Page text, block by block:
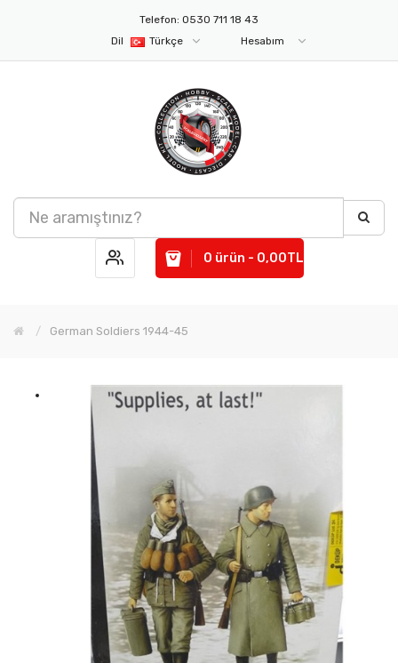
Telefon: 0530 711 18 43
Dil
Türkçe Hesabım
0 ürün - 0,00TL
German Soldiers 1944-45